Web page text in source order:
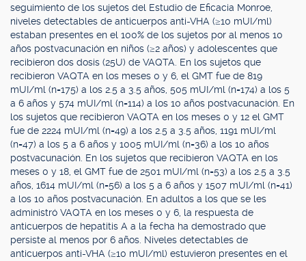
seguimiento de los sujetos del Estudio de Eficacia Monroe,
niveles detectables de anticuerpos anti-VHA (≥10 mUI/ml)
estaban presentes en el 100% de los sujetos por al menos 10
años postvacunación en niños (≥2 años) y adolescentes que
recibieron dos dosis (25U) de VAQTA. En los sujetos que
recibieron VAQTA en los meses 0 y 6, el GMT fue de 819
mUI/ml (n=175) a los 2.5 a 3.5 años, 505 mUI/ml (n=174) a los 5
a 6 años y 574 mUI/ml (n=114) a los 10 años postvacunación. En
los sujetos que recibieron VAQTA en los meses 0 y 12 el GMT
fue de 2224 mUI/ml (n=49) a los 2.5 a 3.5 años, 1191 mUI/ml
(n=47) a los 5 a 6 años y 1005 mUI/ml (n=36) a los 10 años
postvacunación. En los sujetos que recibieron VAQTA en los
meses 0 y 18, el GMT fue de 2501 mUI/ml (n=53) a los 2.5 a 3.5
años, 1614 mUI/ml (n=56) a los 5 a 6 años y 1507 mUI/ml (n=41)
a los 10 años postvacunación. En adultos a los que se les
administró VAQTA en los meses 0 y 6, la respuesta de
anticuerpos de hepatitis A a la fecha ha demostrado que
persiste al menos por 6 años. Niveles detectables de
anticuerpos anti-VHA (≥10 mUI/ml) estuvieron presentes en el